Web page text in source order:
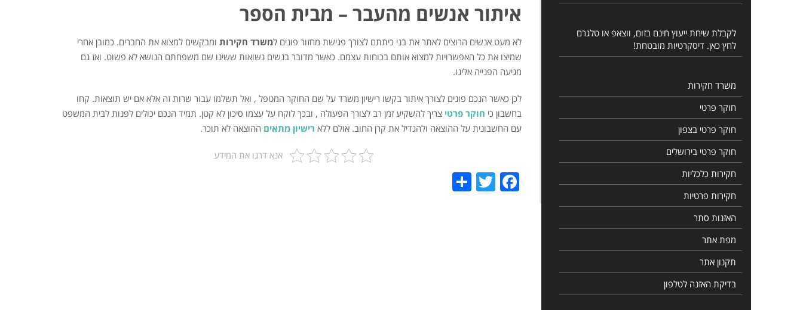
איתור אנשים מהעבר – מבית הספר
לא מעט אנשים הרוצים לאתר את בני כיתתם לצורך פגישת מחזור פונים למשרד חקירות ומבקשים למצוא את החברים. כמובן אחרי
שמיצו את כל האפשרויות למצוא אותם בכוחות עצמם. כאשר מדובר בנשים נשואות ששינו שם משפחתם הנושא לא פשוט. ואז גם
מגיעה הפנייה אלינו.
לכן כאשר הנכם פונים לצורך איתור בקשו רישיון משרד על שם החוקר המטפל , ואל תשלמו עבור שרות זה אלא אם יש תוצאות. קחו
בחשבון כי חוקר פרטי צריך להשקיע זמן רב לצורך הפעולה , ובכך לוקח על עצמו סיכון לא קטן. תמיד הנכם יכולים לפנות לבית המשפט
עם החשבונית על ההוצאה ולהגדיל את קרן החוב. אולם ללא רישיון מתאים ההוצאה לא תוכר.
אנא דרגו את המידע
Facebook
Twitter
לקבלת שיחת ייעוץ חינם בזום, ווצאפ או טלגרם
לחץ כאן. דיסקרטיות מובטחת!
משרד חקירות
חוקר פרטי
חוקר פרטי בצפון
חוקר פרטי בירושלים
חקירות כלכליות
חקירות פרטיות
האזנות סתר
מפת אתר
תקנון אתר
בדיקת האזנה לטלפון